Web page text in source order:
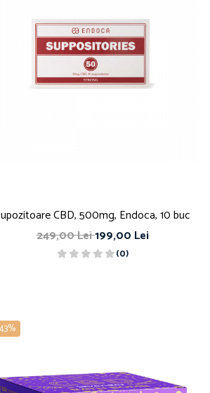
CBD, 500mg, Endoca, 10 buc
249,00 Lei199,00 Lei
(0)